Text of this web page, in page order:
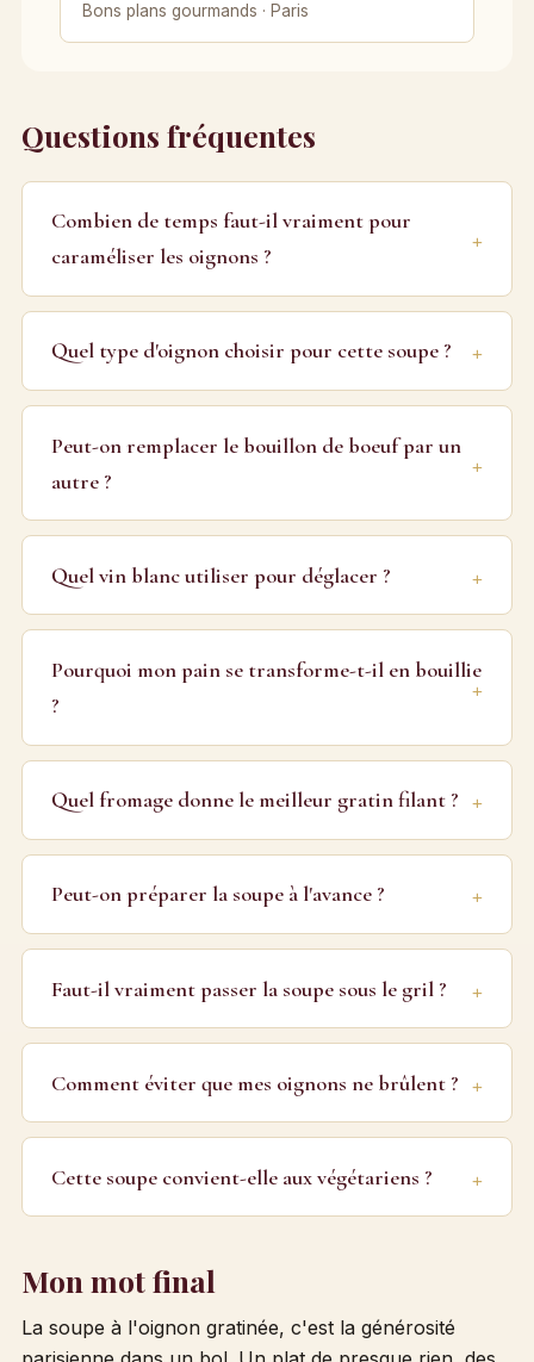
Bons plans gourmands · Paris
Questions fréquentes
Combien de temps faut-il vraiment pour
caraméliser les oignons ?
Quel type d'oignon choisir pour cette soupe ?
Peut-on remplacer le bouillon de boeuf par un
autre ?
Quel vin blanc utiliser pour déglacer ?
Pourquoi mon pain se transforme-t-il en bouillie
?
Quel fromage donne le meilleur gratin filant ?
Peut-on préparer la soupe à l'avance ?
Faut-il vraiment passer la soupe sous le gril ?
Comment éviter que mes oignons ne brûlent ?
Cette soupe convient-elle aux végétariens ?
Mon mot final
La soupe à l'oignon gratinée, c'est la générosité